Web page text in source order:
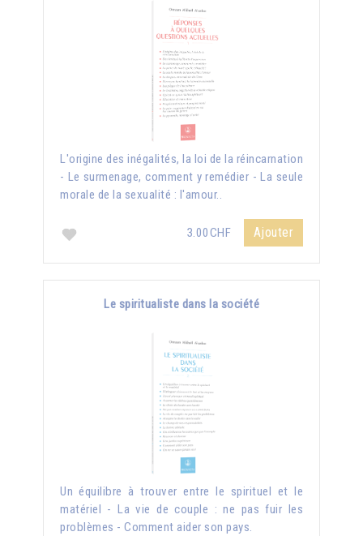
L'origine des inégalités, la loi de la réincarnation
- Le surmenage, comment y remédier - La seule
morale de la sexualité : l'amour..
3.00CHF Ajouter
Le spiritualiste dans la société
Un équilibre à trouver entre le spirituel et le
matériel - La vie de couple : ne pas fuir les
problèmes - Comment aider son pays.